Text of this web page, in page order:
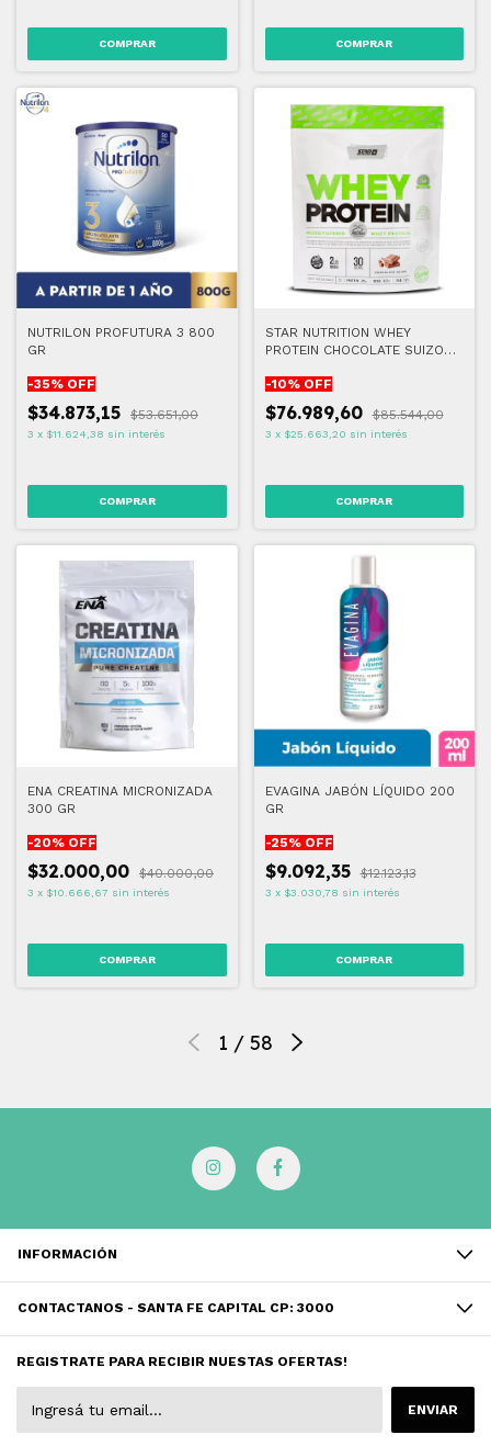
NUTRILON PROFUTURA 3 800
GR
-35% OFF
$34.873,15 $53.651,00
3 x $11.624,38 sin interés
STAR NUTRITION WHEY
PROTEIN CHOCOLATE SUIZO
-10% OFF
$76.989,60 $85.544,00
3 x $25.663,20 sin interés
ENA CREATINA MICRONIZADA
300 GR
-20% OFF
$32.000,00 $40.000,00
3 x $10.666,67 sin interés
EVAGINA JABÓN LÍQUIDO 200
GR
-25% OFF
$9.092,35 $12.123,13
3 x $3.030,78 sin interés
1 / 58
INFORMACIÓN
CONTACTANOS - SANTA FE CAPITAL CP: 3000
REGISTRATE PARA RECIBIR NUESTAS OFERTAS!